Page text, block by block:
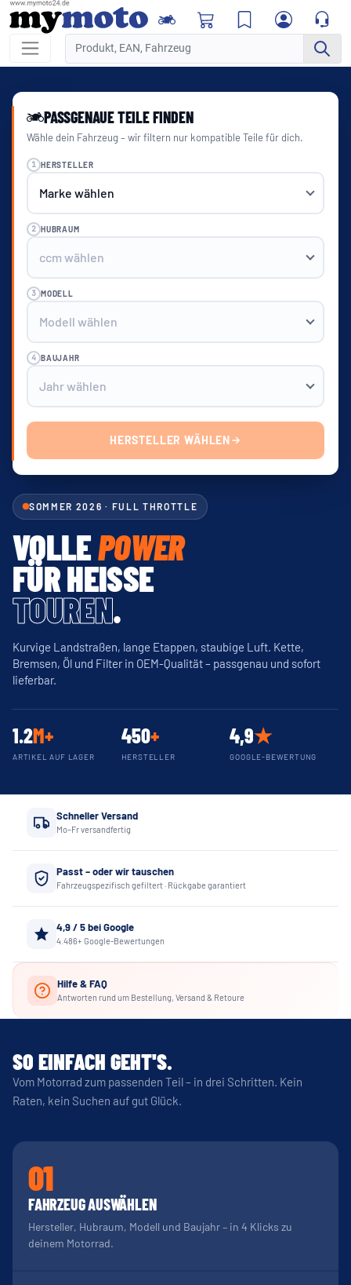
SOMMER 2026 · FULL THROTTLE
VOLLEPOWER
FÜR HEISSE
TOUREN.
Kurvige Landstraßen, lange Etappen, staubige Luft. Kette,
Bremsen, Öl und Filter in OEM-Qualität – passgenau und sofort
lieferbar.
1.2M+
ARTIKEL AUF LAGER
450+
HERSTELLER
4,9★
GOOGLE-BEWERTUNG
PASSGENAUE TEILE FINDEN
Wähle dein Fahrzeug – wir filtern nur kompatible Teile für dich.
1 HERSTELLER
2 HUBRAUM
3 MODELL
4 BAUJAHR
HERSTELLER WÄHLEN
Schneller Versand
Mo–Fr versandfertig
Passt – oder wir tauschen
Fahrzeugspezifisch gefiltert · Rückgabe garantiert
4,9 / 5 bei Google
4.486+ Google-Bewertungen
Hilfe & FAQ
Antworten rund um Bestellung, Versand & Retoure
SO EINFACH GEHT'S.
Vom Motorrad zum passenden Teil – in drei Schritten. Kein
Raten, kein Suchen auf gut Glück.
01
FAHRZEUG AUSWÄHLEN
Hersteller, Hubraum, Modell und Baujahr – in 4 Klicks zu
deinem Motorrad.